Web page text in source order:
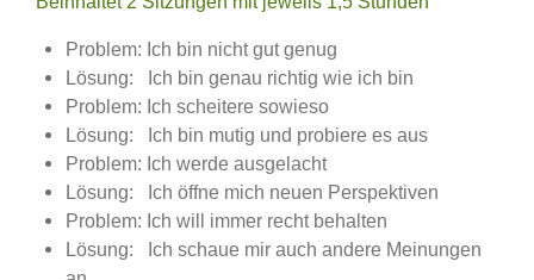
Problem: Ich bin nicht gut genug
Lösung: Ich bin genau richtig wie ich bin
Problem: Ich scheitere sowieso
Lösung: Ich bin mutig und probiere es aus
Problem: Ich werde ausgelacht
Lösung: Ich öffne mich neuen Perspektiven
Problem: Ich will immer recht behalten
Lösung: Ich schaue mir auch andere Meinungen